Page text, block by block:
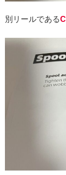
別リールである